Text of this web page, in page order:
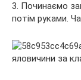
3. Починаємо
потім руками.